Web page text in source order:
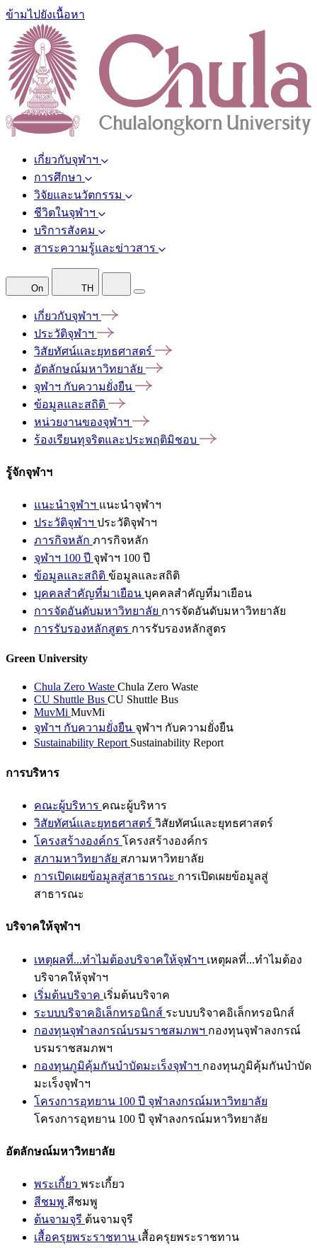
ข้ามไปยังเนื้อหา
เกี่ยวกับจุฬาฯ
การศึกษา
วิจัยและนวัตกรรม
ชีวิตในจุฬาฯ
บริการสังคม
สาระความรู้และข่าวสาร
On TH
เกี่ยวกับจุฬาฯ
ประวัติจุฬาฯ
วิสัยทัศน์และยุทธศาสตร์
อัตลักษณ์มหาวิทยาลัย
จุฬาฯ กับความยั่งยืน
ข้อมูลและสถิติ
หน่วยงานของจุฬาฯ
ร้องเรียนทุจริตและประพฤติมิชอบ
รู้จักจุฬาฯ
แนะนำจุฬาฯ แนะนำจุฬาฯ
ประวัติจุฬาฯ ประวัติจุฬาฯ
ภารกิจหลัก ภารกิจหลัก
จุฬาฯ 100 ปี จุฬาฯ 100 ปี
ข้อมูลและสถิติ ข้อมูลและสถิติ
บุคคลสำคัญที่มาเยือน บุคคลสำคัญที่มาเยือน
การจัดอันดับมหาวิทยาลัย การจัดอันดับมหาวิทยาลัย
การรับรองหลักสูตร การรับรองหลักสูตร
Green University
Chula Zero Waste Chula Zero Waste
CU Shuttle Bus CU Shuttle Bus
MuvMi MuvMi
จุฬาฯ กับความยั่งยืน จุฬาฯ กับความยั่งยืน
Sustainability Report Sustainability Report
การบริหาร
คณะผู้บริหาร คณะผู้บริหาร
วิสัยทัศน์และยุทธศาสตร์ วิสัยทัศน์และยุทธศาสตร์
โครงสร้างองค์กร โครงสร้างองค์กร
สภามหาวิทยาลัย สภามหาวิทยาลัย
การเปิดเผยข้อมูลสู่สาธารณะ การเปิดเผยข้อมูลสู่
สาธารณะ
บริจาคให้จุฬาฯ
เหตุผลที่...ทำไมต้องบริจาคให้จุฬาฯ เหตุผลที่...ทำไมต้อง
บริจาคให้จุฬาฯ
เริ่มต้นบริจาค เริ่มต้นบริจาค
ระบบบริจาคอิเล็กทรอนิกส์ ระบบบริจาคอิเล็กทรอนิกส์
กองทุนจุฬาลงกรณ์บรมราชสมภพฯ กองทุนจุฬาลงกรณ์
บรมราชสมภพฯ
กองทุนภูมิคุ้มกันบำบัดมะเร็งจุฬาฯ กองทุนภูมิคุ้มกันบำบัด
มะเร็งจุฬาฯ
โครงการอุทยาน 100 ปี จุฬาลงกรณ์มหาวิทยาลัย
โครงการอุทยาน 100 ปี จุฬาลงกรณ์มหาวิทยาลัย
อัตลักษณ์มหาวิทยาลัย
พระเกี้ยว พระเกี้ยว
สีชมพู สีชมพู
ต้นจามจุรี ต้นจามจุรี
เสื้อครุยพระราชทาน เสื้อครุยพระราชทาน